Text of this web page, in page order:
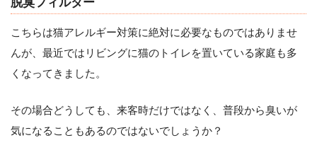
こちらは猫アレルギー対策に絶対に必要なものではありませ
んが、最近ではリビングに猫のトイレを置いている家庭も多
くなってきました。
その場合どうしても、来客時だけではなく、普段から臭いが
気になることもあるのではないでしょうか？